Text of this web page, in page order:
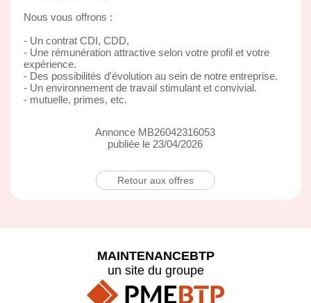
Nous vous offrons :
- Un contrat CDI, CDD,
- Une rémunération attractive selon votre profil et votre
expérience.
- Des possibilités d'évolution au sein de notre entreprise.
- Un environnement de travail stimulant et convivial.
- mutuelle, primes, etc.
Annonce MB26042316053
publiée le 23/04/2026
Retour aux offres
MAINTENANCEBTP
un site du groupe